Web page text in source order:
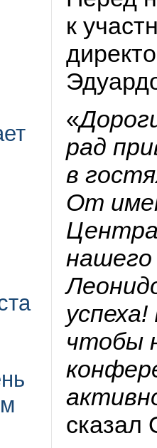
к
«
рад
в
От
чтобы
сказал